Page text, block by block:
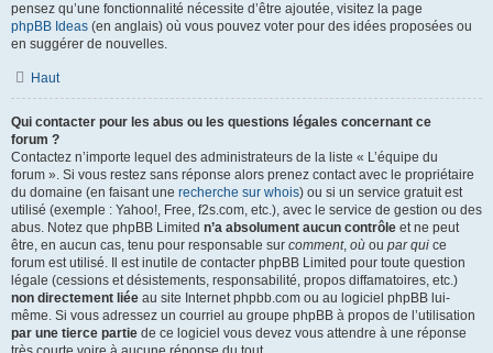
pensez qu’une fonctionnalité nécessite d’être ajoutée, visitez la page
phpBB Ideas (en anglais) où vous pouvez voter pour des idées proposées ou
en suggérer de nouvelles.
Haut
Qui contacter pour les abus ou les questions légales concernant ce
forum ?
Contactez n’importe lequel des administrateurs de la liste « L’équipe du
forum ». Si vous restez sans réponse alors prenez contact avec le propriétaire
du domaine (en faisant une recherche sur whois) ou si un service gratuit est
utilisé (exemple : Yahoo!, Free, f2s.com, etc.), avec le service de gestion ou des
abus. Notez que phpBB Limited n’a absolument aucun contrôle et ne peut
être, en aucun cas, tenu pour responsable sur comment, où ou par qui ce
forum est utilisé. Il est inutile de contacter phpBB Limited pour toute question
légale (cessions et désistements, responsabilité, propos diffamatoires, etc.)
non directement liée au site Internet phpbb.com ou au logiciel phpBB lui-
même. Si vous adressez un courriel au groupe phpBB à propos de l’utilisation
par une tierce partie de ce logiciel vous devez vous attendre à une réponse